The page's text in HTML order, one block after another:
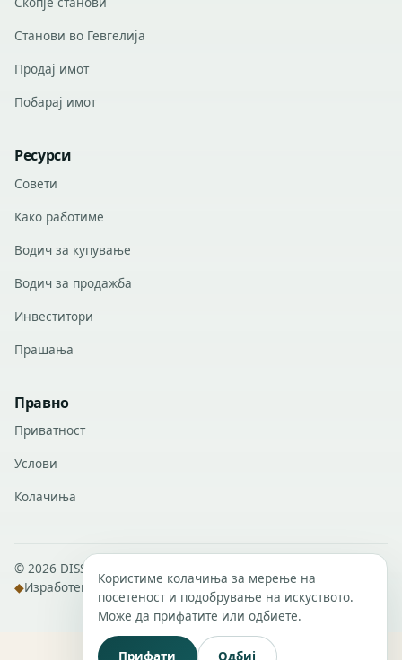
Станови во Гевгелија
Продај имот
Побарај имот
Ресурси
Совети
Како работиме
Водич за купување
Водич за продажба
Инвеститори
Прашања
Правно
Приватност
Услови
Колачиња
© 2026 DISSANS Real Estate · Сите права се задржани.
◆Изработено одDISSANS Digital
Користиме колачиња за мерење на
посетеност и подобрување на искуството.
Може да прифатите или одбиете.